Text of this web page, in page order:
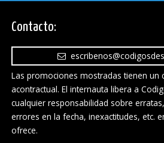
Contacto:
Las promociones mostradas tienen un
acontractual. El internauta libera a
cualquier responsabilidad sobre
errores en la fecha, inexactitudes, etc.
ofrece.